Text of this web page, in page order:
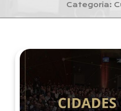
Categoria: